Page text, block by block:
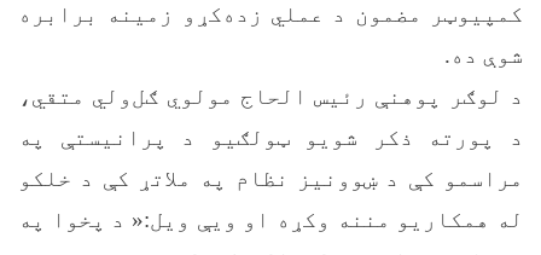
کمپیوټر مضمون د عملي زده‌کړو زمینه برابره
شوې ده.
د لوګر پوهنې رئیس الحاج مولوي ګل‌ولي متقي،
د پورته ذکر شویو ټولګیو د پرانیستې په
مراسمو کې د ښوونیز نظام په ملاتړ کې د خلکو
له همکاریو مننه وکړه او ویې ویل:« د پخوا په